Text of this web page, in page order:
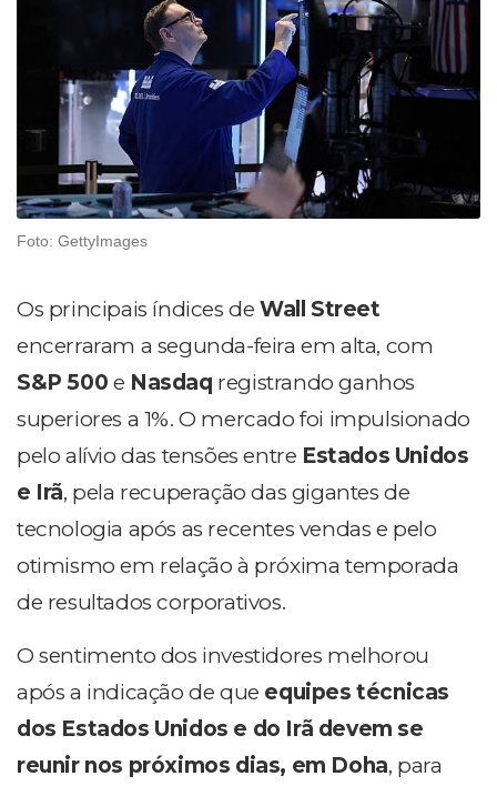
Foto: GettyImages
Os principais índices de Wall Street
encerraram a segunda-feira em alta, com
S&P 500 e Nasdaq registrando ganhos
superiores a 1%. O mercado foi impulsionado
pelo alívio das tensões entre Estados Unidos
e Irã, pela recuperação das gigantes de
tecnologia após as recentes vendas e pelo
otimismo em relação à próxima temporada
de resultados corporativos.
O sentimento dos investidores melhorou
após a indicação de que equipes técnicas
dos Estados Unidos e do Irã devem se
reunir nos próximos dias, em Doha, para